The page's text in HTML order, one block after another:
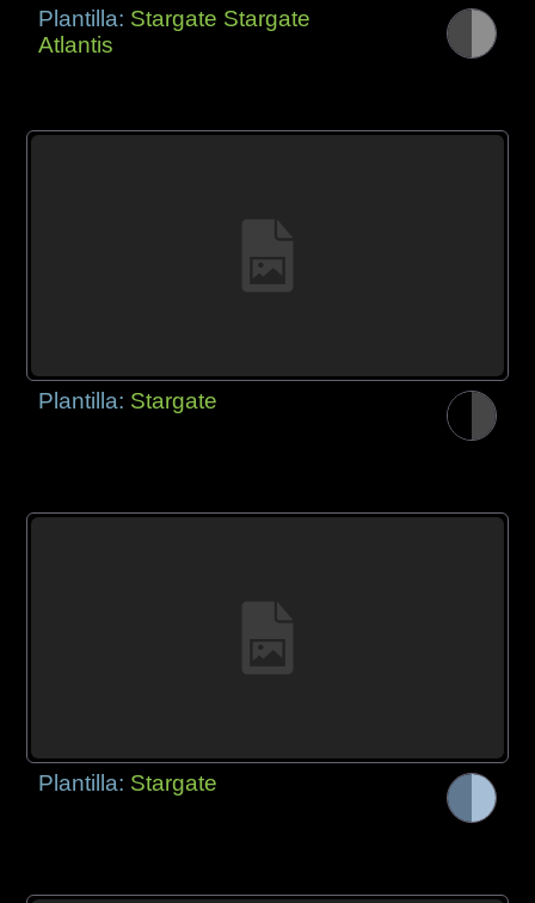
Plantilla: Stargate Stargate
Atlantis
Plantilla: Stargate
Plantilla: Stargate